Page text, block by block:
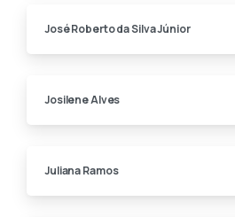
José Roberto da Silva Júnior
Josilene Alves
Juliana Ramos